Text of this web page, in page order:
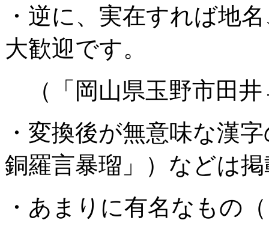
・逆に、実在すれば地
大歓迎です。
（「岡山県玉野市田
・変換後が無意味な漢
銅羅言暴瑠」）などは
・あまりに有名なもの